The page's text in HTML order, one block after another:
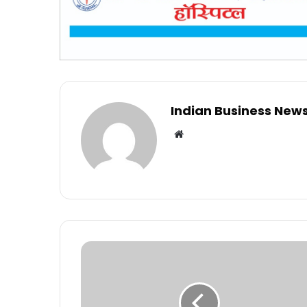
Indian Business
Website